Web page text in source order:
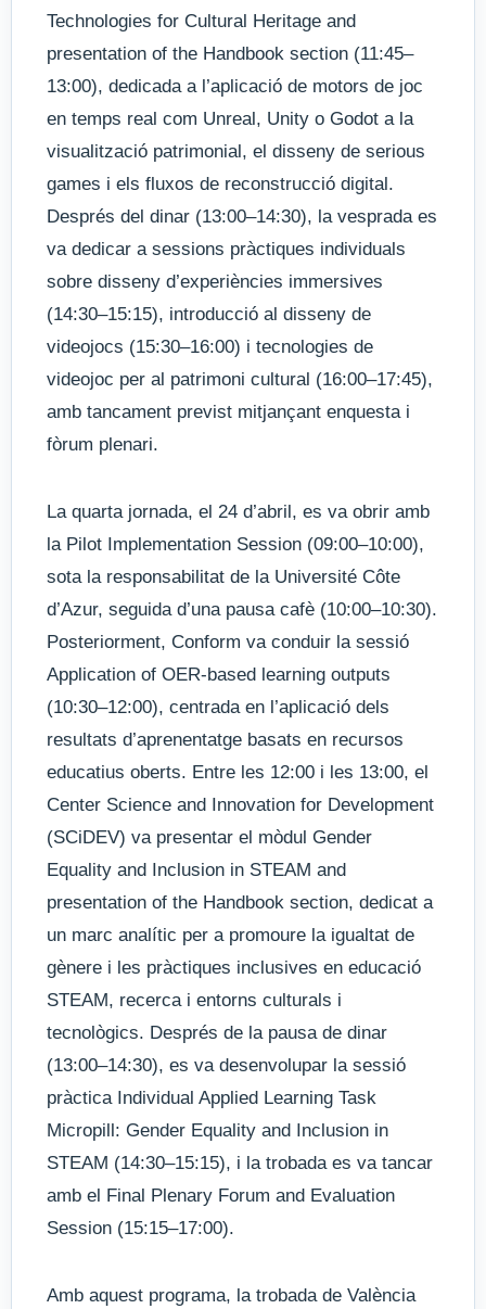
Technologies for Cultural Heritage and
presentation of the Handbook section (11:45–
13:00), dedicada a l’aplicació de motors de joc
en temps real com Unreal, Unity o Godot a la
visualització patrimonial, el disseny de serious
games i els fluxos de reconstrucció digital.
Després del dinar (13:00–14:30), la vesprada es
va dedicar a sessions pràctiques individuals
sobre disseny d’experiències immersives
(14:30–15:15), introducció al disseny de
videojocs (15:30–16:00) i tecnologies de
videojoc per al patrimoni cultural (16:00–17:45),
amb tancament previst mitjançant enquesta i
fòrum plenari.
La quarta jornada, el 24 d’abril, es va obrir amb
la Pilot Implementation Session (09:00–10:00),
sota la responsabilitat de la Université Côte
d’Azur, seguida d’una pausa cafè (10:00–10:30).
Posteriorment, Conform va conduir la sessió
Application of OER-based learning outputs
(10:30–12:00), centrada en l’aplicació dels
resultats d’aprenentatge basats en recursos
educatius oberts. Entre les 12:00 i les 13:00, el
Center Science and Innovation for Development
(SCiDEV) va presentar el mòdul Gender
Equality and Inclusion in STEAM and
presentation of the Handbook section, dedicat a
un marc analític per a promoure la igualtat de
gènere i les pràctiques inclusives en educació
STEAM, recerca i entorns culturals i
tecnològics. Després de la pausa de dinar
(13:00–14:30), es va desenvolupar la sessió
pràctica Individual Applied Learning Task
Micropill: Gender Equality and Inclusion in
STEAM (14:30–15:15), i la trobada es va tancar
amb el Final Plenary Forum and Evaluation
Session (15:15–17:00).
Amb aquest programa, la trobada de València